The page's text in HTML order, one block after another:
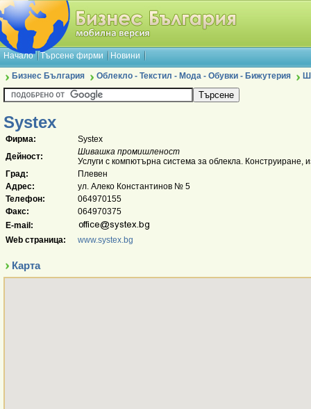
Начало Търсене фирми Новини
Бизнес България Облекло - Текстил - Мода - Обувки - Бижутерия
Systex
Фирма:
Systex
Дейност:
Шивашка промишленост
Услуги с компютърна система за облекла. Конструиране,
Град:
Плевен
Адрес:
ул. Алеко Константинов № 5
Телефон:
064970155
Факс:
064970375
E-mail:
Web страница:
www.systex.bg
Карта